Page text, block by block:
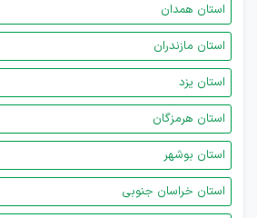
استان همدان
استان مازندران
استان یزد
استان هرمزگان
استان بوشهر
استان خراسان جنوبی